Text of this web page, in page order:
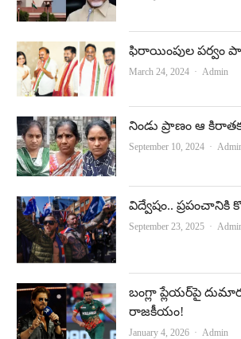
ఫిరాయింపుల పర్వం
March 24, 2024 Author
Admin
నిండు ప్రాణం ఆ
September 10, 2024
విద్వేషం.. ప్రపంచానికి
September 23, 2025
బంగ్లా ప్లేయర్‌పై
రాజకీయం!
January 4, 2026 Author
Admin